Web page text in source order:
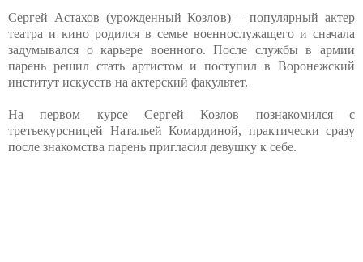
Сергей Астахов (урожденный Козлов) – популярный актер
театра и кино родился в семье военнослужащего и сначала
задумывался о карьере военного. После службы в армии
парень решил стать артистом и поступил в Воронежский
институт искусств на актерский факультет.
На первом курсе Сергей Козлов познакомился с
третьекурсницей Натальей Комардиной, практически сразу
после знакомства парень пригласил девушку к себе.